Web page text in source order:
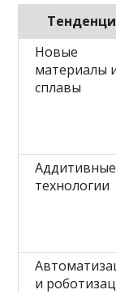
Новые
материалы
сплавы
Аддитивные
технологии
и